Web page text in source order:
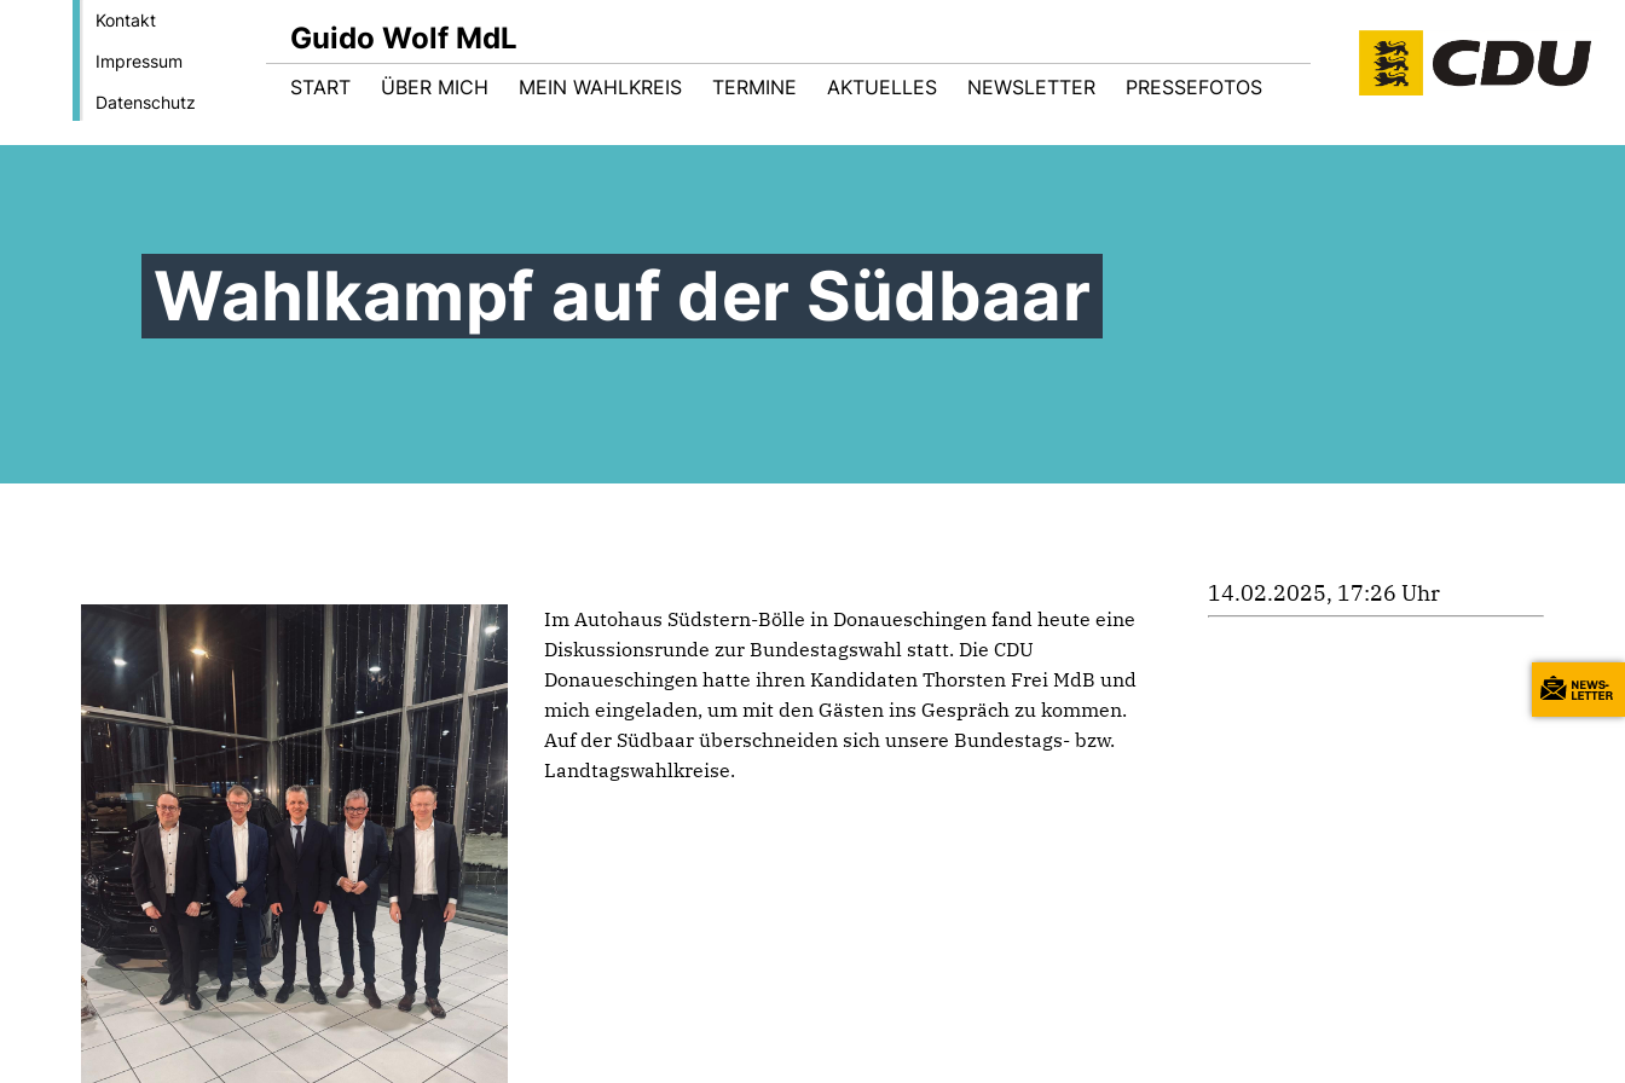
Kontakt
Impressum
Datenschutz
Guido Wolf MdL
START ÜBER MICH MEIN WAHLKREIS TERMINE AKTUELLES NEWSLETTER PRESSEFOTOS
Wahlkampf auf der Südbaar
Im Autohaus Südstern-Bölle in Donaueschingen fand heute eine
Diskussionsrunde zur Bundestagswahl statt. Die CDU
Donaueschingen hatte ihren Kandidaten Thorsten Frei MdB und
mich eingeladen, um mit den Gästen ins Gespräch zu kommen.
Auf der Südbaar überschneiden sich unsere Bundestags- bzw.
Landtagswahlkreise.
14.02.2025, 17:26 Uhr